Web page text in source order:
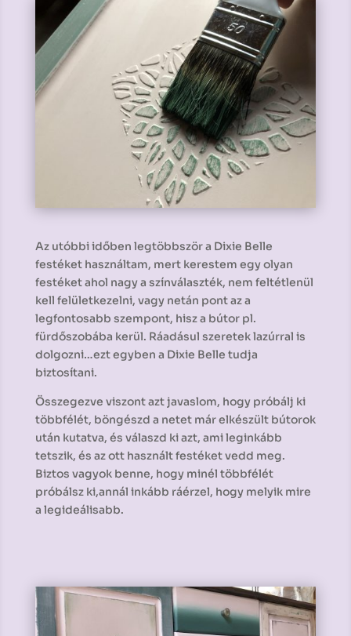
Az utóbbi időben legtöbbször a Dixie Belle
festéket használtam, mert kerestem egy olyan
festéket ahol nagy a színválaszték, nem feltétlenül
kell felületkezelni, vagy netán pont az a
legfontosabb szempont, hisz a bútor pl.
fürdőszobába kerül. Ráadásul szeretek lazúrral is
dolgozni…ezt egyben a Dixie Belle tudja
biztosítani.
Összegezve viszont azt javaslom, hogy próbálj ki
többfélét, böngészd a netet már elkészült bútorok
után kutatva, és válaszd ki azt, ami leginkább
tetszik, és az ott használt festéket vedd meg.
Biztos vagyok benne, hogy minél többfélét
próbálsz ki,annál inkább ráérzel, hogy melyik mire
a legideálisabb.